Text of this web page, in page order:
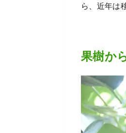
ら、近年は
果樹か